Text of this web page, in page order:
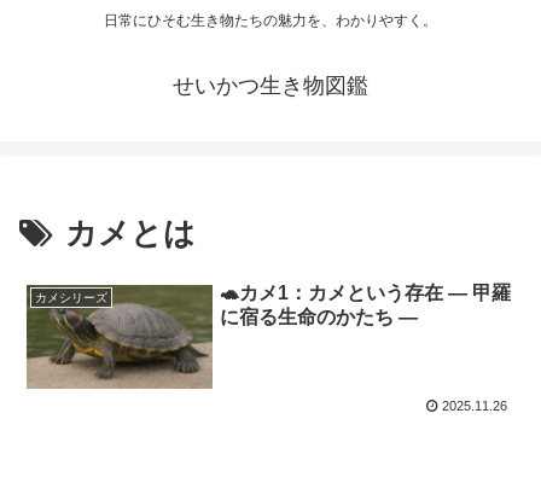
日常にひそむ生き物たちの魅力を、わかりやすく。
せいかつ生き物図鑑
カメとは
カメシリーズ
🐢カメ1：カメという存在 ― 甲羅
に宿る生命のかたち ―
2025.11.26